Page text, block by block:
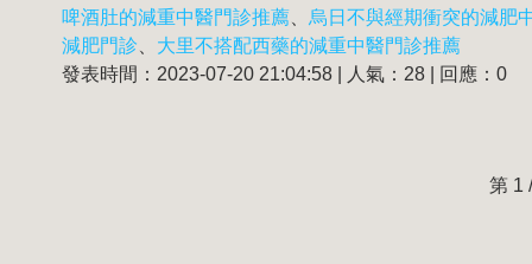
啤酒肚的減重中醫門診推薦
烏日不與經期衝突的減肥
減肥門診
大里不搭配西藥的減重中醫門診推薦
發表時間：2023-07-20 21:04:58 | 人氣：28 | 回應：0
第